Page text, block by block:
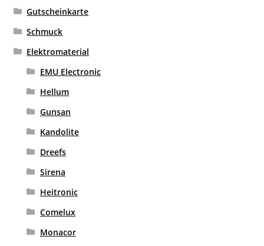
Gutscheinkarte
Schmuck
Elektromaterial
EMU Electronic
Hellum
Gunsan
Kandolite
Dreefs
Sirena
Heitronic
Comelux
Monacor